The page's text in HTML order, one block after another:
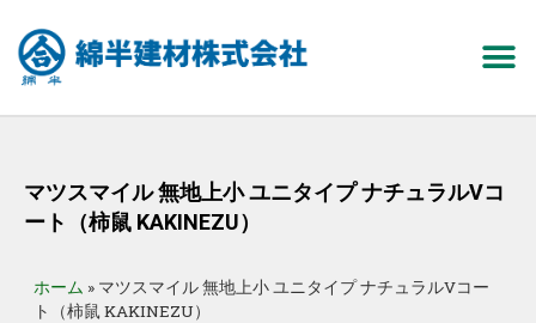
マツスマイル 無地上小 ユニタイプ ナチュラルVコ
ート（柿鼠 KAKINEZU）
ホーム » マツスマイル 無地上小 ユニタイプ ナチュラルVコー
ト（柿鼠 KAKINEZU）